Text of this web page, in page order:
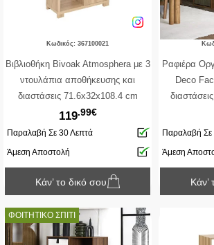
Κωδικός: 367100021
Βιβλιοθήκη Bivoak Atmosphera με 3
ντουλάπια αποθήκευσης και
διαστάσεις 71.6x32x108.4 cm
119.99€
Παραλαβή Σε 30 Λεπτά
Άμεση Αποστολή
Κάν’ το δικό σου
Ραφιέρα
Deco
- Σε
Παραλαβή Σε
Άμεση
Κάν’
ΦΟΙΤΗΤΙΚΟ ΣΠΙΤΙ